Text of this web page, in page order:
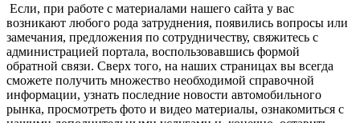
Если, при работе с материалами нашего сайта у вас
возникают любого рода затруднения, появились вопросы или
замечания, предложения по сотрудничеству, свяжитесь с
администрацией портала, воспользовавшись формой
обратной связи. Сверх того, на наших страницах вы всегда
сможете получить множество необходимой справочной
информации, узнать последние новости автомобильного
рынка, просмотреть фото и видео материалы, ознакомиться с